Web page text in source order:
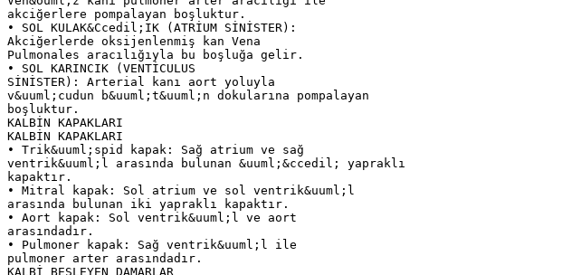
akciğerlere pompalayan boşluktur.
• SOL KULAK&Ccedil;IK (ATRİUM SİNİSTER):
Akciğerlerde oksijenlenmiş kan Vena
Pulmonales aracılığıyla bu boşluğa gelir.
• SOL KARINCIK (VENTİCULUS
SİNİSTER): Arterial kanı aort yoluyla
v&uuml;cudun b&uuml;t&uuml;n dokularına pompalayan
boşluktur.
KALBİN KAPAKLARI
KALBİN KAPAKLARI
• Trik&uuml;spid kapak: Sağ atrium ve sağ
ventrik&uuml;l arasında bulunan &uuml;&ccedil; yapraklı
kapaktır.
• Mitral kapak: Sol atrium ve sol ventrik&uuml;l
arasında bulunan iki yapraklı kapaktır.
• Aort kapak: Sol ventrik&uuml;l ve aort
arasındadır.
• Pulmoner kapak: Sağ ventrik&uuml;l ile
pulmoner arter arasındadır.
KALBİ BESLEYEN DAMARLAR